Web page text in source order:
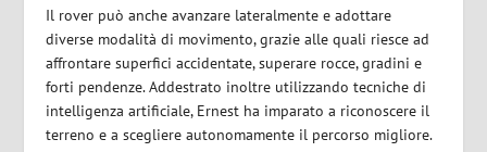
Il rover può anche avanzare lateralmente e adottare
diverse modalità di movimento, grazie alle quali riesce ad
affrontare superfici accidentate, superare rocce, gradini e
forti pendenze. Addestrato inoltre utilizzando tecniche di
intelligenza artificiale, Ernest ha imparato a riconoscere il
terreno e a scegliere autonomamente il percorso migliore.